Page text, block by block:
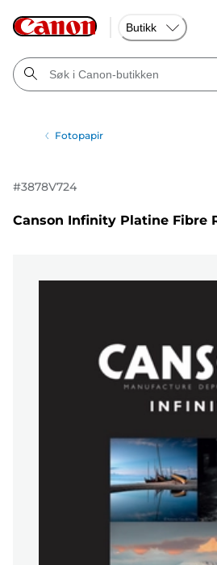
Butikk
Fotopapir
#3878V724
Canson Infinity Platine Fibre